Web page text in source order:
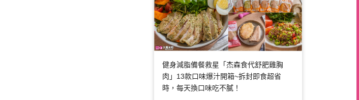
健身減脂備餐救星「杰森食代舒肥雞胸
肉」13款口味爆汁開箱~拆封即食超省
時，每天換口味吃不膩！